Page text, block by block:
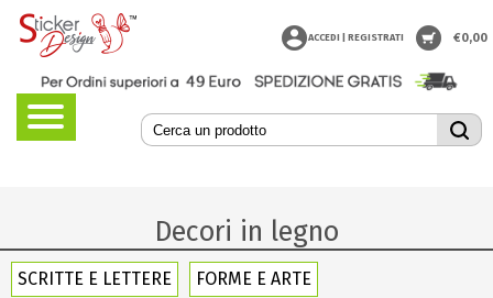
Decori in legno
SCRITTE E LETTERE FORME E ARTE
ACCEDI | REGISTRATI €0,00